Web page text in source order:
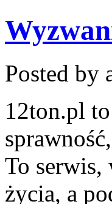
Posted by
12ton.pl
To serwis,
życia, a